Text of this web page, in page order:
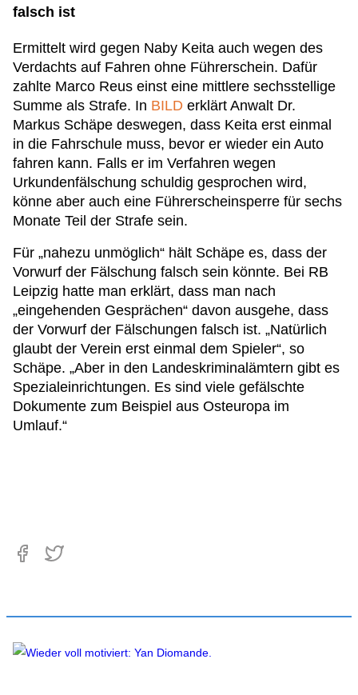
falsch ist
Ermittelt wird gegen Naby Keita auch wegen des
Verdachts auf Fahren ohne Führerschein. Dafür
zahlte Marco Reus einst eine mittlere sechsstellige
Summe als Strafe. In BILD erklärt Anwalt Dr.
Markus Schäpe deswegen, dass Keita erst einmal
in die Fahrschule muss, bevor er wieder ein Auto
fahren kann. Falls er im Verfahren wegen
Urkundenfälschung schuldig gesprochen wird,
könne aber auch eine Führerscheinsperre für sechs
Monate Teil der Strafe sein.
Für „nahezu unmöglich“ hält Schäpe es, dass der
Vorwurf der Fälschung falsch sein könnte. Bei RB
Leipzig hatte man erklärt, dass man nach
„eingehenden Gesprächen“ davon ausgehe, dass
der Vorwurf der Fälschungen falsch ist. „Natürlich
glaubt der Verein erst einmal dem Spieler“, so
Schäpe. „Aber in den Landeskriminalämtern gibt es
Spezialeinrichtungen. Es sind viele gefälschte
Dokumente zum Beispiel aus Osteuropa im
Umlauf.“